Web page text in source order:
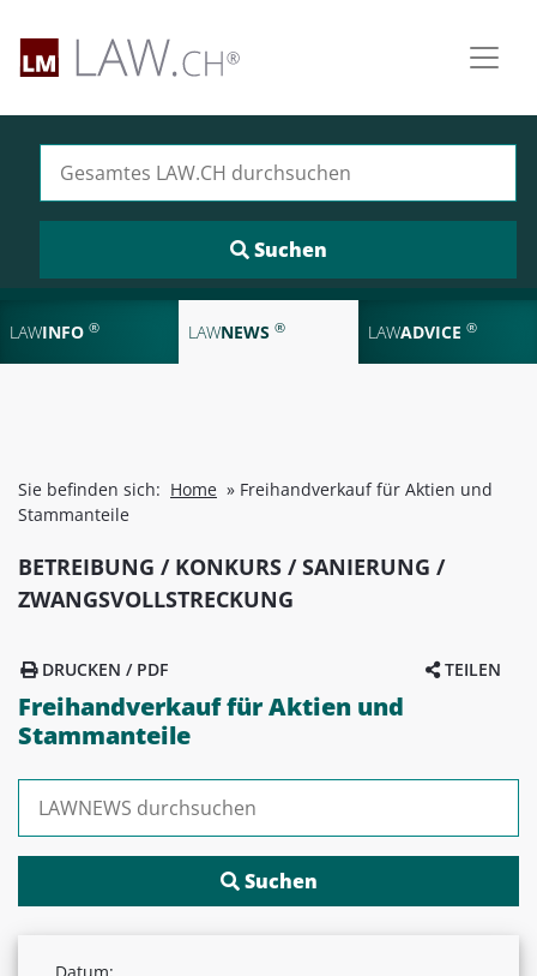
LAWINFO ® LAWNEWS ® LAWADVICE ®
Sie befinden sich: Home » Freihandverkauf für Aktien und
Stammanteile
BETREIBUNG / KONKURS / SANIERUNG /
ZWANGSVOLLSTRECKUNG
TEILEN
DRUCKEN / PDF
Freihandverkauf für Aktien und
Stammanteile